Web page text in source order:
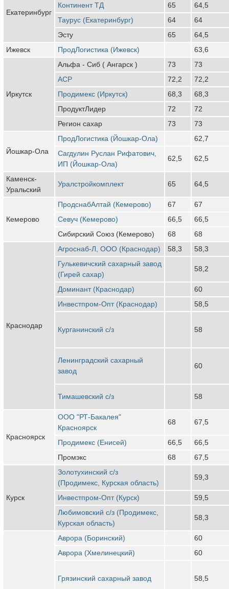
Екатеринбург
Континент ТД
65
64,5
Таурус (Екатеринбург)
64
64
Эсту
65
64,5
Ижевск
ПродЛогистика (Ижевск) 63,6
Иркутск
Альфа - Сиб ( Ангарск ) 73
73
АСР
72,2
72,2
Продимекс (Иркутск)
68,3
68,3
ПродуктЛидер
72
72
Регион сахар
73 73
Йошкар-Ола
ПродЛогистика (Йошкар-Ола)
62,7
Сагдулин Руслан Рифатович,
ИП (Йошкар-Ола)
62,5 62,5
Каменск-
Уральский
Уралстройкомплект 65 64,5
Кемерово
ПродснабАлтай (Кемерово) 67
67
Севуч (Кемерово)
66,5
66,5
Сибирский Союз (Кемерово)
68 68
Краснодар
Агроснаб-Л, ООО (Краснодар) 58,3
58,3
Гулькевичский сахарный завод
(Гирей сахар)
58,2
Доминант (Краснодар)
60
Инвестпром-Опт (Краснодар)
58,5
Курганинский с/з 58
Ленинградский сахарный
завод
60
Тимашевский с/з 58
Красноярск
ООО "РТ-Бакалея"
Красноярск
68 67,5
Продимекс (Енисей) 66,5
66,5
Промэкс
68 67,5
Курск
Золотухинский с/з
(Продимекс, Курская область)
59,3
Инвестпром-Опт (Курск)
59,5
Любимовский с/з (Продимекс,
Курская область)
58,3
Аврора (Боринский)
60
Аврора (Хмелинецкий)
60
Грязинский сахарный завод 58,5